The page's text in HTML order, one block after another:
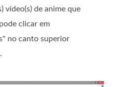
vídeo(s) de anime que
clicar em
no canto superior